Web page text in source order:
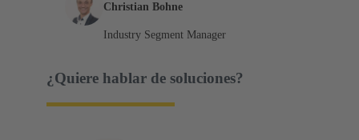
Christian Bohne
Industry Segment Manager
¿Quiere hablar de soluciones?